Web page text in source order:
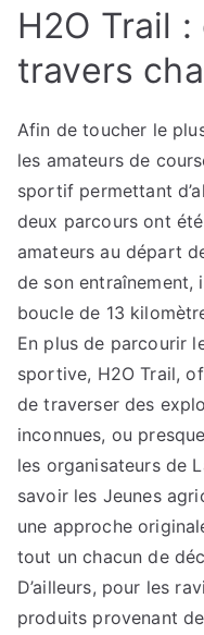
H2O Trail
travers
Afin de toucher le
les amateurs de
sportif permettant
deux parcours ont
amateurs au départ
de son entraînement,
boucle de 13
En plus de parcourir
sportive, H2O Trail,
de traverser des
inconnues, ou
les organisateurs de
savoir les Jeunes
une approche
tout un chacun de
D’ailleurs, pour les
produits provenant